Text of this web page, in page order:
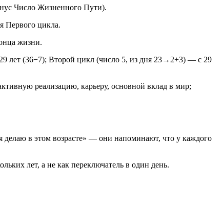
Число Жизненного Пути).
Первого цикла.
жизни.
лет (36−7); Второй цикл (число 5, из дня 23→2+3) — с 29
реализацию, карьеру, основной вклад в мир;
делаю в этом возрасте» — они напоминают, что у каждого
лет, а не как переключатель в один день.